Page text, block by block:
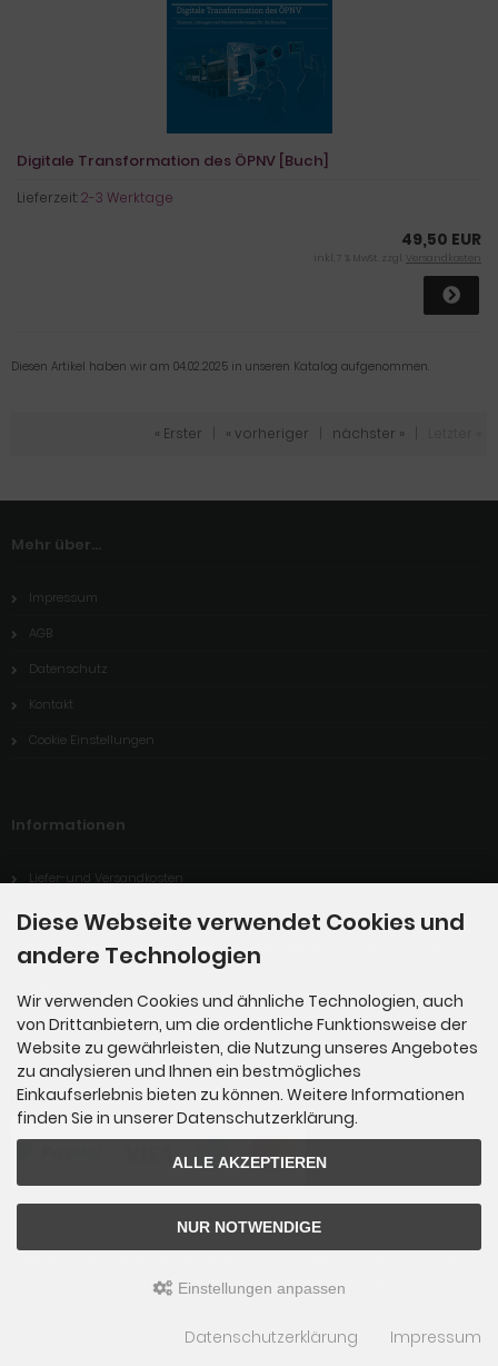
Digitale Transformation des ÖPNV [Buch]
Lieferzeit:2-3 Werktage
49,50 EUR
inkl. 7 % MwSt. zzgl. Versandkosten
Diesen Artikel haben wir am 04.02.2025 in unseren Katalog aufgenommen.
« Erster « vorheriger nächster »
Mehr über...
Impressum
AGB
Datenschutz
Kontakt
Cookie Einstellungen
Informationen
Liefer-und Versandkosten
Widerrufsrecht
Digitales Produkt: Wie kann ich mein gekauftes Produkt herunterladen?
Zahlungsmethoden
ified eCommerce Shopsoftware © 2009-2026
Diese Webseite verwendet Cookies und
andere Technologien
Wir verwenden Cookies und ähnliche Technologien, auch
von Drittanbietern, um die ordentliche Funktionsweise der
Website zu gewährleisten, die Nutzung unseres Angebotes
zu analysieren und Ihnen ein bestmögliches
Einkaufserlebnis bieten zu können. Weitere Informationen
finden Sie in unserer Datenschutzerklärung.
ALLE AKZEPTIEREN
NUR NOTWENDIGE
Einstellungen anpassen
Datenschutzerklärung Impressum